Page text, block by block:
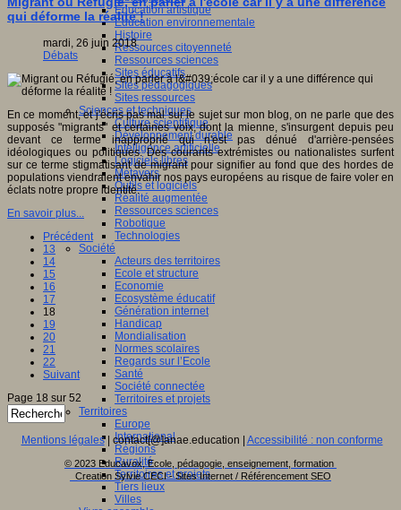
Education artistique
Education environnementale
Histoire
Ressources citoyenneté
Ressources sciences
Sites éducatifs
Sites pédagogiques
Sites ressources
Sciences et techniques
Culture scientifique
Développement durable
Intelligence artificielle
Logiciels libres
Métavers
Outils et logiciels
Réalité augmentée
Ressources sciences
Robotique
Technologies
Société
Acteurs des territoires
Ecole et structure
Economie
Ecosystème éducatif
Génération internet
Handicap
Mondialisation
Normes scolaires
Regards sur l’Ecole
Santé
Société connectée
Territoires et projets
Territoires
Europe
International
Régions
Ruralité
Territoires et projets
Tiers lieux
Villes
qui déforme la réalité !
mardi, 26 juin 2018
Débats
En ce moment, et j'écris pas mal sur le sujet sur mon blog, on ne parle que des
supposés "migrants" et certaines voix, dont la mienne, s'insurgent depuis peu
devant ce terme inapproprié qui n'est pas dénué d'arrière-pensées
idéologiques ou politiques. Des courants extrémistes ou nationalistes surfent
sur ce terme stigmatisant de migrant pour signifier au fond que des hordes de
populations viendraient envahir nos pays européens au risque de faire voler en
éclats notre propre identité.
En savoir plus...
Précédent
13
14
15
16
17
18
19
20
21
22
Suivant
Page 18 sur 52
Mentions légales| contact[@]anae.education | Accessibilité : non conforme
© 2023 Educavox, Ecole, pédagogie, enseignement, formation
Creation Sylvie CECI - Sites Internet / Référencement SEO